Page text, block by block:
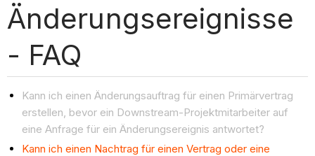
Änderungsereignisse
- FAQ
Kann ich einen Änderungsauftrag für einen Primärvertrag
erstellen, bevor ein Downstream-Projektmitarbeiter auf
eine Anfrage für ein Änderungsereignis antwortet?
Kann ich einen Nachtrag für einen Vertrag oder eine